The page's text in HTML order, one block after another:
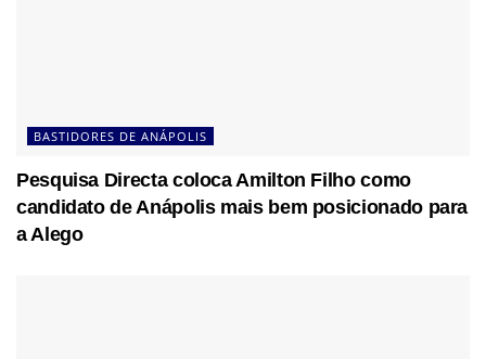
BASTIDORES DE ANÁPOLIS
Pesquisa Directa coloca Amilton Filho como
candidato de Anápolis mais bem posicionado para
a Alego